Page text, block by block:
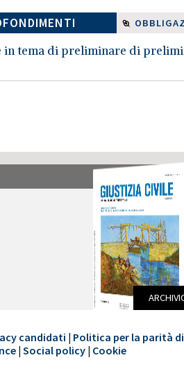
in tema di preliminare di
candidati | Politica per la parità
| Social policy | Cookie